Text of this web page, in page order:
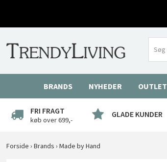
BRANDS NYHEDER OUTLET
FRI FRAGT
køb over 699,-
GLADE KUNDER
Forside ›Brands ›Made by Hand